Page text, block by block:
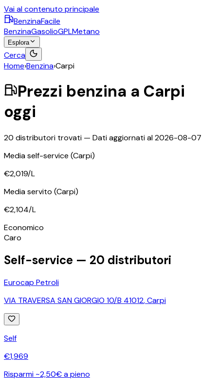
Vai al contenuto principale
BenzinaFacile
BenzinaGasolioGPLMetano
Esplora
Cerca
Home›Benzina›Carpi
Prezzi benzina a Carpi
oggi
20 distributori trovati — Dati aggiornati al2026-08-07
Media self-service (Carpi)
€2,019/L
Media servito (Carpi)
€2,104/L
Economico
Caro
Self-service — 20 distributori
Eurocap Petroli
VIA TRAVERSA SAN GIORGIO 10/B 41012,Carpi
Self
€1,969
Risparmi ~2,50€ a pieno